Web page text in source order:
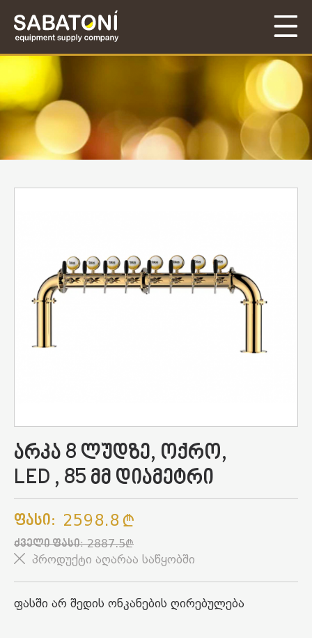
არკა 8 ლუდზე, ოქრო,
LED , 85 მმ დიამეტრი
Ფასი: 2598.8
Ძველი Ფასი:2887.5
პროდუქტი აღარაა საწყობში
ფასში არ შედის ონკანების ღირებულება